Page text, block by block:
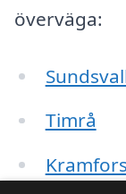
överväga:
Timrå
Kramfors